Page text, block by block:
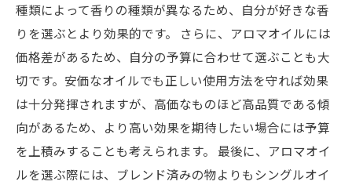
種類によって香りの種類が異なるため、自分が好きな香
りを選ぶとより効果的です。 さらに、アロマオイルには
価格差があるため、自分の予算に合わせて選ぶことも大
切です。安価なオイルでも正しい使用方法を守れば効果
は十分発揮されますが、高価なものほど高品質である傾
向があるため、より高い効果を期待したい場合には予算
を上積みすることも考えられます。 最後に、アロマオイ
ルを選ぶ際には、ブレンド済みの物よりもシングルオイ